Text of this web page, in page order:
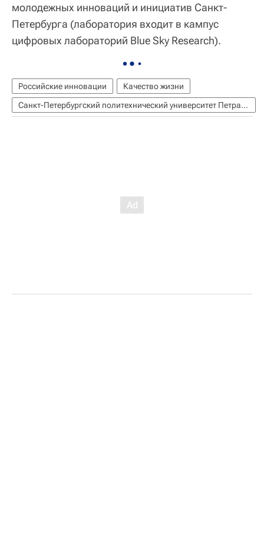
молодежных инноваций и инициатив Санкт-
Петербурга (лаборатория входит в кампус
цифровых лабораторий Blue Sky Research).
Российские инновации
Качество жизни
Санкт-Петербургский политехнический университет Петра Великого